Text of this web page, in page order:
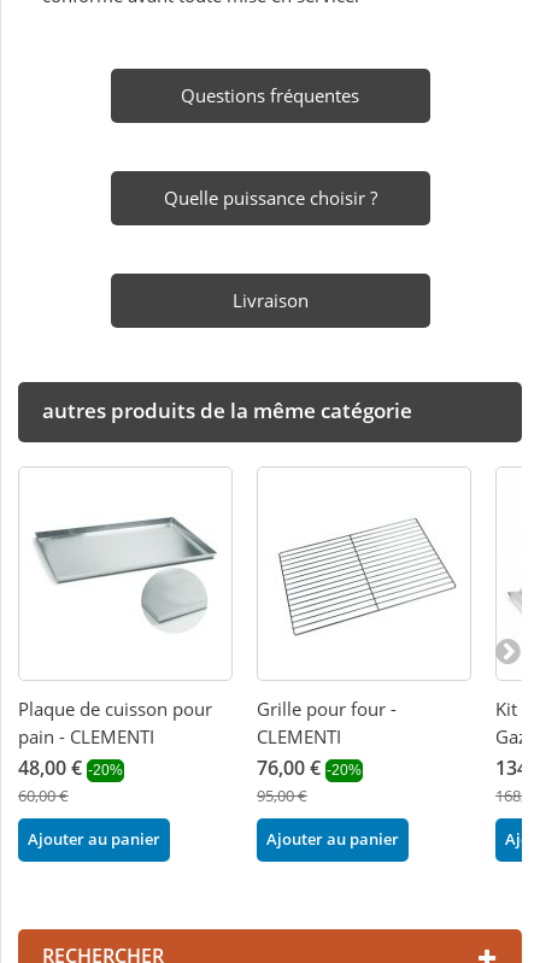
Questions fréquentes
Quelle puissance choisir ?
Livraison
autres produits de la même catégorie
Plaque de cuisson pour
pain - CLEMENTI
48,00 € -20%
60,00 €
Ajouter au panier
Grille pour four -
CLEMENTI
76,00 € -20%
95,00 €
Ajouter au panier
Kit
Gaz
RECHERCHER